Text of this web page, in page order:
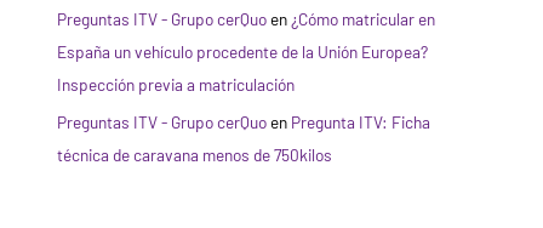
Preguntas ITV - Grupo cerQuoen ¿Cómo matricular en
España un vehículo procedente de la Unión Europea?
Inspección previa a matriculación
Preguntas ITV - Grupo cerQuoen Pregunta ITV: Ficha
técnica de caravana menos de 750kilos